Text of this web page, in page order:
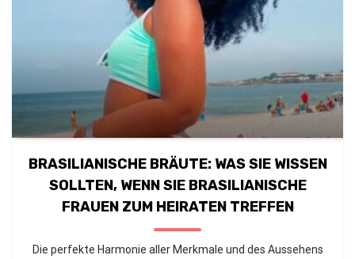
BRASILIANISCHE BRÄUTE: WAS SIE WISSEN
SOLLTEN, WENN SIE BRASILIANISCHE
FRAUEN ZUM HEIRATEN TREFFEN
Die perfekte Harmonie aller Merkmale und des Aussehens